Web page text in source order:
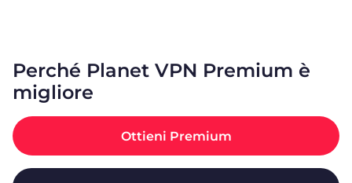
Perché Planet VPN Premium è
migliore
Ottieni Premium